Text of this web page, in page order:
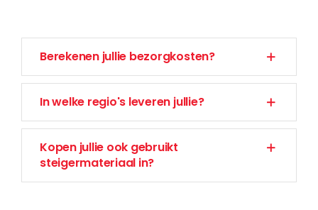
Berekenen jullie bezorgkosten?
In welke regio's leveren jullie?
Kopen jullie ook gebruikt
steigermateriaal in?